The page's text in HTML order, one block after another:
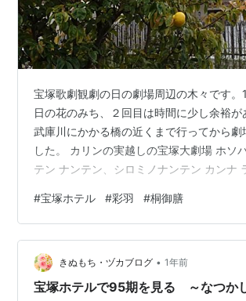
宝塚歌劇観劇の日の劇場周辺の木々です。
日の花のみち、２回目は時間に少し余裕が
武庫川にかかる橋の近くまで行ってから劇
した。 カリンの実越しの宝塚大劇場 ホソ
テン ナンテン、シロミノナンテン カンナ
クラがきれい イロハモミジ ナンテン 宝塚
と宝塚ホテル内の彩羽（いろは）で食事し
た。あまり食べられなくなった老夫婦です
ない御膳に飲み物をつけました。リーズナ
おいしくいただけました。 （11/18、11/
#宝塚ホテル #彩羽 #桐御膳
きぬもち・ヅカブログ • 1年前
宝塚ホテルで95期を見る ～なつか